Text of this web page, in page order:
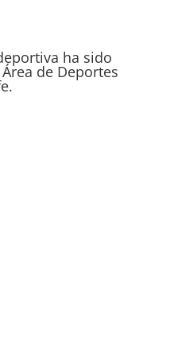
ha sido
de Deportes